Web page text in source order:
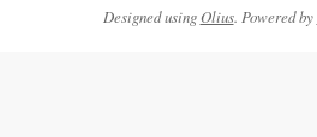
Designed usingOlius. Powered by